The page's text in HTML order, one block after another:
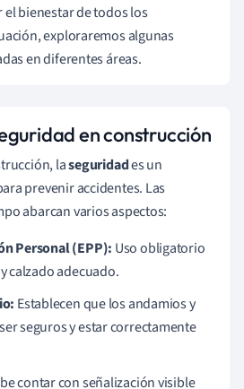
bienestar de todos los
exploraremos algunas
en diferentes áreas.
en construcción
laseguridades un
prevenir accidentes. Las
abarcan varios aspectos:
Personal (EPP): Uso obligatorio
calzado adecuado.
Establecen que los andamios y
seguros y estar correctamente
contar con señalización visible